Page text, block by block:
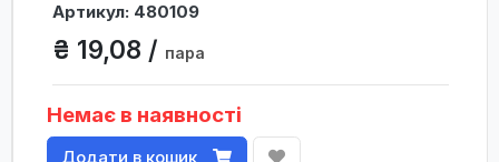
Артикул: 480109
₴ 19,08 / пара
Немає в наявності
Додати в кошик